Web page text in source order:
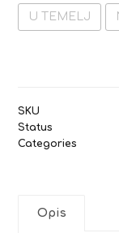
U TEMELJ
SKU
Status
Categories
Opis